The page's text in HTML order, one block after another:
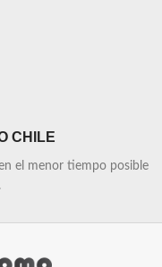
CHILE
el menor tiempo posible